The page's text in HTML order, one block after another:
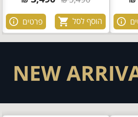
הוסף לסל פרטים
NEW